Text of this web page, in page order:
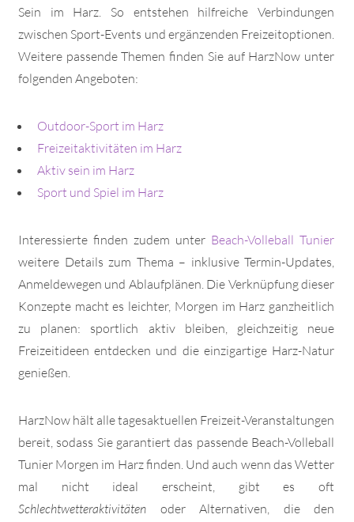
Sein im Harz. So entstehen hilfreiche Verbindungen
zwischen Sport-Events und ergänzenden Freizeitoptionen.
Weitere passende Themen finden Sie auf HarzNow unter
folgenden Angeboten:
Outdoor-Sport im Harz
Freizeitaktivitäten im Harz
Aktiv sein im Harz
Sport und Spiel im Harz
Interessierte finden zudem unter Beach-Volleball Tunier
weitere Details zum Thema – inklusive Termin-Updates,
Anmeldewegen und Ablaufplänen. Die Verknüpfung dieser
Konzepte macht es leichter, Morgen im Harz ganzheitlich
zu planen: sportlich aktiv bleiben, gleichzeitig neue
Freizeitideen entdecken und die einzigartige Harz-Natur
genießen.
HarzNow hält alle tagesaktuellen Freizeit-Veranstaltungen
bereit, sodass Sie garantiert das passende Beach-Volleball
Tunier Morgen im Harz finden. Und auch wenn das Wetter
mal nicht ideal erscheint, gibt es oft
Schlechtwetteraktivitäten oder Alternativen, die den